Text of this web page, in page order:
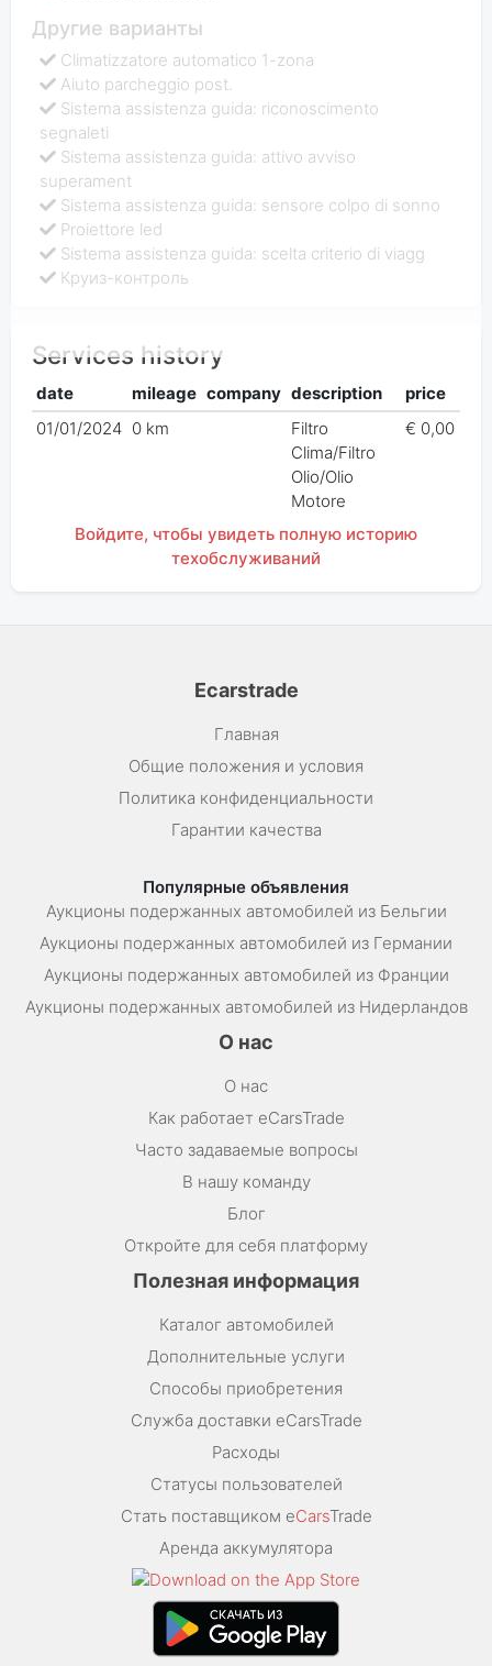
Другие варианты
Climatizzatore automatico 1-zona
Aiuto parcheggio post.
Sistema assistenza guida: riconoscimento
segnaleti
Sistema assistenza guida: attivo avviso
superament
Sistema assistenza guida: sensore colpo di sonno
Proiettore led
Sistema assistenza guida: scelta criterio di viagg
Круиз-контроль
Services history
date mileage company description
price
01/01/2024 0 km
Filtro
Clima/Filtro
Olio/Olio
Motore
€ 0,00
Войдите, чтобы увидеть полную историю
техобслуживаний
Ecarstrade
Главная
Общие положения и условия
Политика конфиденциальности
Гарантии качества
Популярные объявления
Аукционы подержанных автомобилей из Бельгии
Аукционы подержанных автомобилей из Германии
Аукционы подержанных автомобилей из Франции
Аукционы подержанных автомобилей из Нидерландов
О нас
О нас
Как работает eCarsTrade
Часто задаваемые вопросы
В нашу команду
Блог
Откройте для себя платформу
Полезная информация
Каталог автомобилей
Дополнительные услуги
Способы приобретения
Служба доставки eCarsTrade
Расходы
Статусы пользователей
Стать поставщиком eCarsTrade
Аренда аккумулятора